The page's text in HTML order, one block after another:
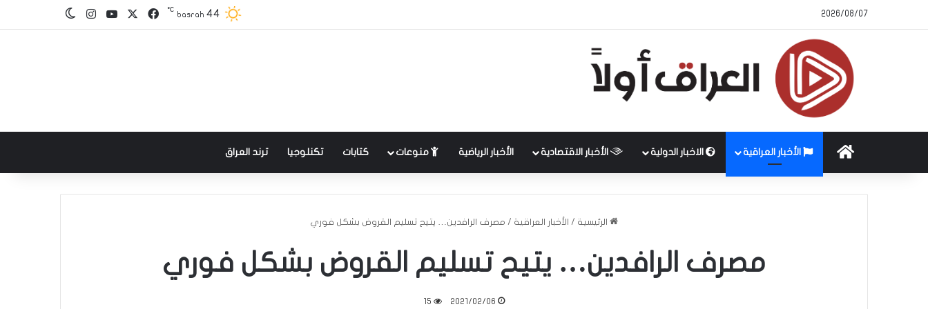
2026/08/07
basrah 44
℃ فيسبوك‫YouTube
انستقرامالوضع المظلم
الرئيسية الأخبار العراقية الاخبار الدولية الأخبار الاقتصادية الأخبار الرياضية منوعات كتابات تكنلوجيا ترند العراق
الرئيسية / الأخبار العراقية / مصرف الرافدين… يتيح تسليم القروض بشكل فوري
مصرف الرافدين… يتيح تسليم القروض بشكل فوري
2021/02/06
15